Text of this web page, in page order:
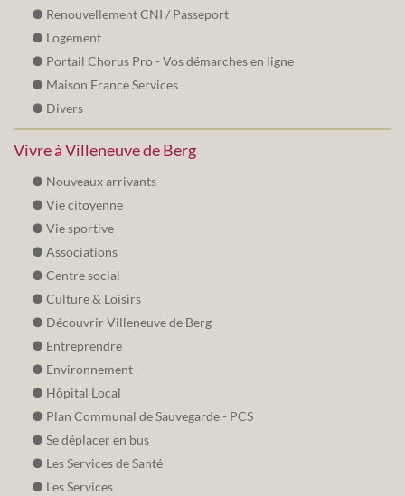
Renouvellement CNI / Passeport
Logement
Portail Chorus Pro - Vos démarches en ligne
Maison France Services
Divers
Vivre à Villeneuve de Berg
Nouveaux arrivants
Vie citoyenne
Vie sportive
Associations
Centre social
Culture & Loisirs
Découvrir Villeneuve de Berg
Entreprendre
Environnement
Hôpital Local
Plan Communal de Sauvegarde - PCS
Se déplacer en bus
Les Services de Santé
Les Services